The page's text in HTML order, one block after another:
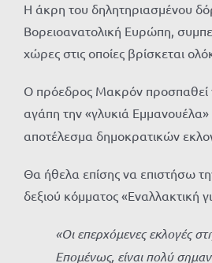
Η άκρη του δηλητηριασμένου
Βορειοανατολική Ευρώπη,
χώρες στις οποίες βρίσκεται
Ο πρόεδρος Μακρόν προσπαθεί
αγάπη την «γλυκιά Εμμανουέλα»
αποτέλεσμα δημοκρατικών
Θα ήθελα επίσης να επιστήσω
δεξιού κόμματος «Εναλλακτική
«Οι επερχόμενες εκλογές
Επομένως, είναι πολύ